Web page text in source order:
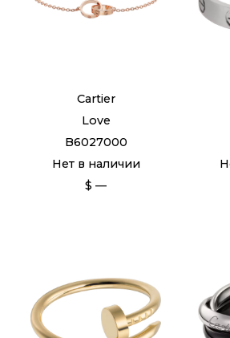
Cartier
Love
B6027000
Нет в наличии
$ —